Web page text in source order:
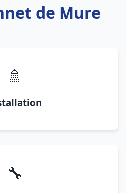
de Mure
🚿
🔧